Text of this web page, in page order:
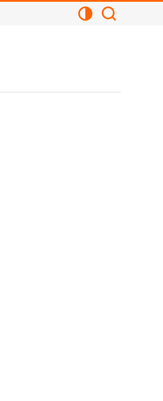
Kontrastansicht